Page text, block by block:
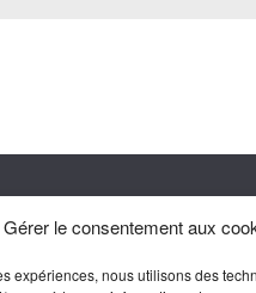
Gérer le consentement aux
expériences, nous utilisons des